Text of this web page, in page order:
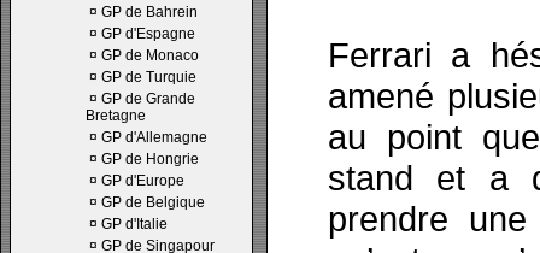
¤ GP de Bahrein
¤ GP d'Espagne
¤ GP de Monaco
¤ GP de Turquie
¤ GP de Grande
Bretagne
¤ GP d'Allemagne
¤ GP de Hongrie
¤ GP d'Europe
¤ GP de Belgique
¤ GP d'Italie
¤ GP de Singapour
Ferrari a
amené
au point
stand et a
prendre